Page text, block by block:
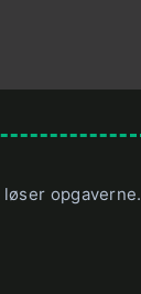
opgaverne.